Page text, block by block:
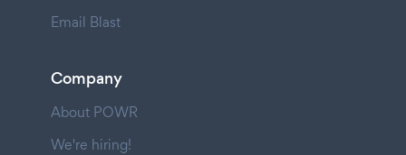
Email Blast
Company
About POWR
We're hiring!